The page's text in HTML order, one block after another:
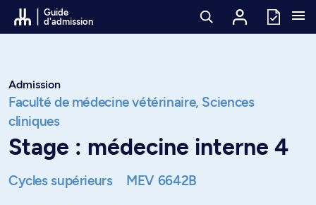
Passer au contenu
Guide
d'admission
Admission
Faculté de médecine vétérinaire, Sciences
cliniques
Stage : médecine interne 4
Cycles supérieurs MEV 6642B